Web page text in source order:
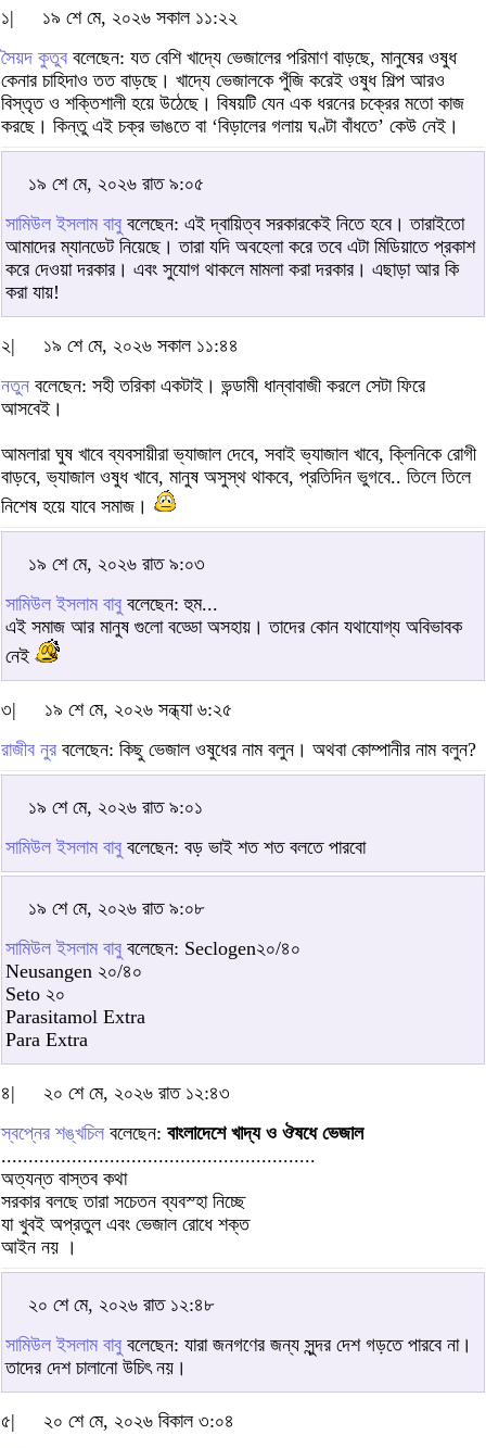
১|
১৯ শে মে, ২০২৬ সকাল ১১:২২
সৈয়দ কুতুব বলেছেন: যত বেশি খাদ্যে ভেজালের পরিমাণ বাড়ছে, মানুষের ওষুধ
কেনার চাহিদাও তত বাড়ছে। খাদ্যে ভেজালকে পুঁজি করেই ওষুধ শিল্প আরও
বিস্তৃত ও শক্তিশালী হয়ে উঠেছে। বিষয়টি যেন এক ধরনের চক্রের মতো কাজ
করছে। কিন্তু এই চক্র ভাঙতে বা ‘বিড়ালের গলায় ঘণ্টা বাঁধতে’ কেউ নেই।
১৯ শে মে, ২০২৬ রাত ৯:০৫
সামিউল ইসলাম বাবু বলেছেন: এই দ্বায়িত্ব সরকারকেই নিতে হবে। তারাইতো
আমাদের ম্যানডেট নিয়েছে। তারা যদি অবহেলা করে তবে এটা মিডিয়াতে প্রকাশ
করে দেওয়া দরকার। এবং সুযোগ থাকলে মামলা করা দরকার। এছাড়া আর কি
করা যায়!
২|
১৯ শে মে, ২০২৬ সকাল ১১:৪৪
নতুন বলেছেন: সহী তরিকা একটাই। ভন্ডামী ধান্বাবাজী করলে সেটা ফিরে
আসবেই।
আমলারা ঘুষ খাবে ব্যবসায়ীরা ভ্যাজাল দেবে, সবাই ভ্যাজাল খাবে, ক্লিনিকে রোগী
বাড়বে, ভ্যাজাল ওষুধ খাবে, মানুষ অসুস্থ থাকবে, প্রতিদিন ভুগবে.. তিলে তিলে
নিশেষ হয়ে যাবে সমাজ।
১৯ শে মে, ২০২৬ রাত ৯:০৩
সামিউল ইসলাম বাবু বলেছেন: হুম...
এই সমাজ আর মানুষ গুলো বড্ডো অসহায়। তাদের কোন যথাযোগ্য অবিভাবক
নেই
৩|
১৯ শে মে, ২০২৬ সন্ধ্যা ৬:২৫
রাজীব নুর বলেছেন: কিছু ভেজাল ওষুধের নাম বলুন। অথবা কোম্পানীর নাম বলুন?
১৯ শে মে, ২০২৬ রাত ৯:০১
সামিউল ইসলাম বাবু বলেছেন: বড় ভাই শত শত বলতে পারবো
১৯ শে মে, ২০২৬ রাত ৯:০৮
সামিউল ইসলাম বাবু বলেছেন: Seclogen২০/৪০
Neusangen ২০/৪০
Seto ২০
Parasitamol Extra
Para Extra
৪|
২০ শে মে, ২০২৬ রাত ১২:৪৩
স্বপ্নের শঙ্খচিল বলেছেন: বাংলাদেশে খাদ্য ও ঔষধে ভেজাল
..........................................................
অত্যন্ত বাস্তব কথা
সরকার বলছে তারা সচেতন ব্যবস্হা নিচ্ছে
যা খুবই অপ্রতুল এবং ভেজাল রোধে শক্ত
আইন নয় ।
২০ শে মে, ২০২৬ রাত ১২:৪৮
সামিউল ইসলাম বাবু বলেছেন: যারা জনগণের জন্য সুন্দর দেশ গড়তে পারবে না।
তাদের দেশ চালানো উচিৎ নয়।
৫|
২০ শে মে, ২০২৬ বিকাল ৩:০৪